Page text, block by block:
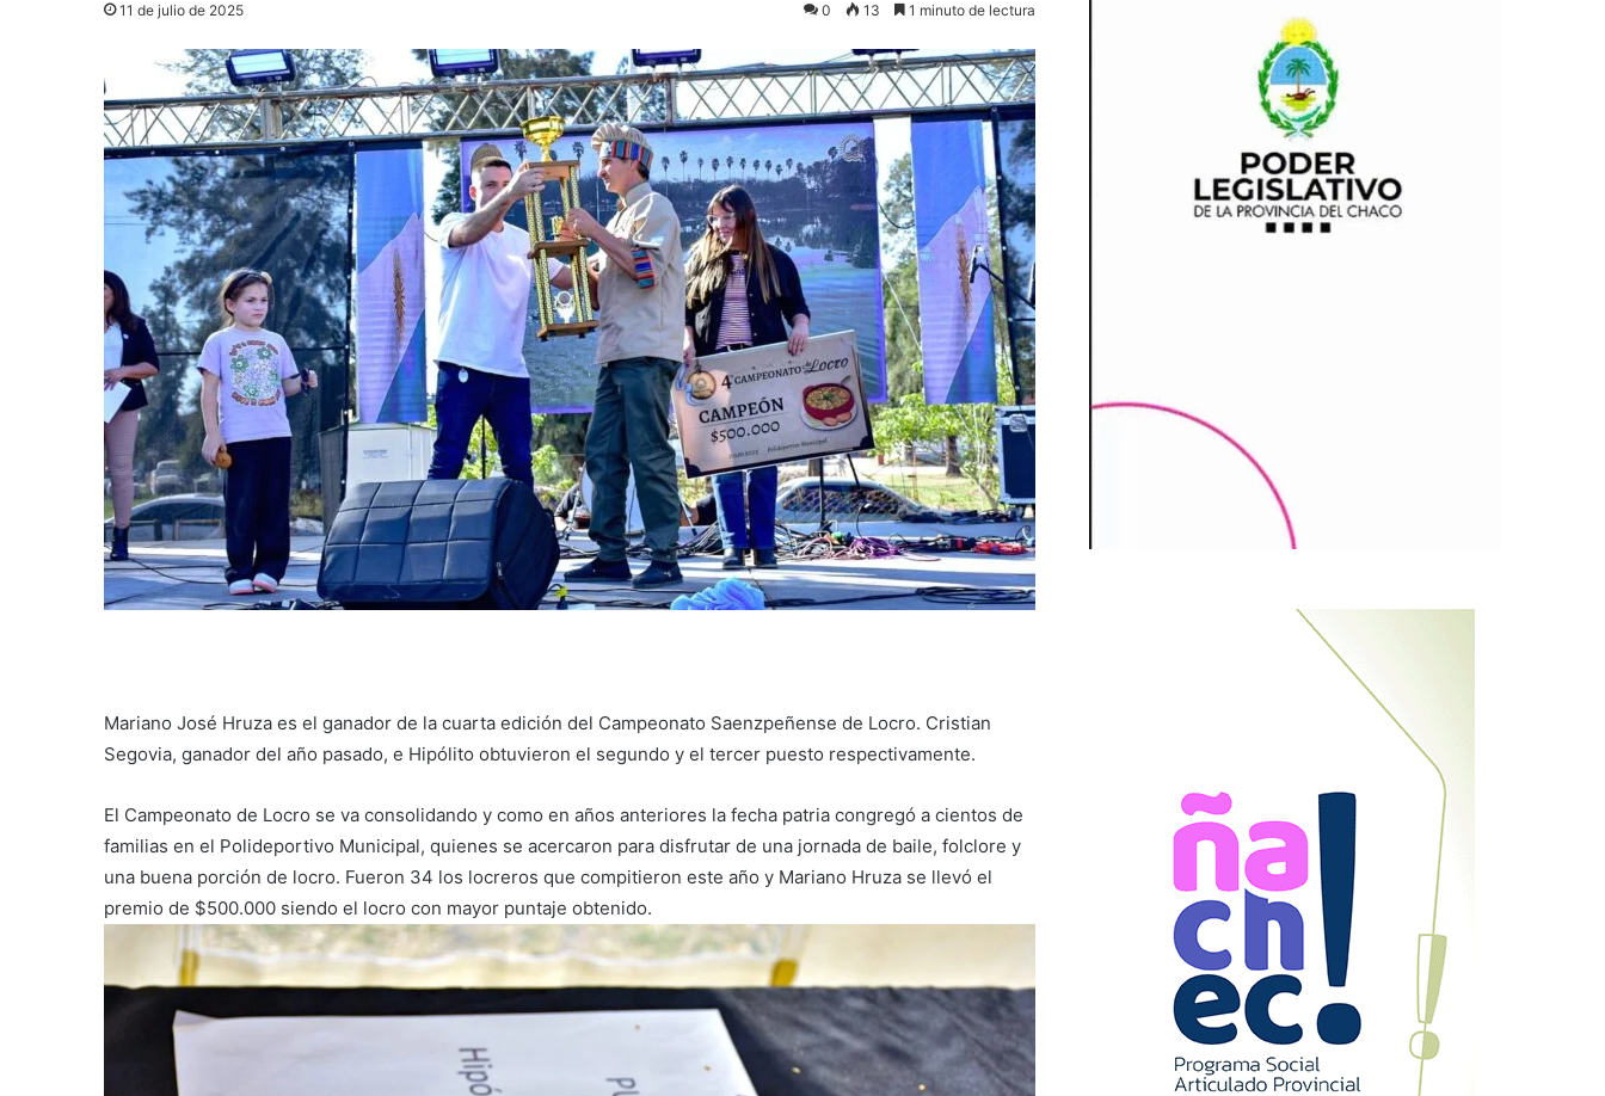
11 de julio de 2025 0 13 1 minuto de lectura
Mariano José Hruza es el ganador de la cuarta edición del Campeonato Saenzpeñense de Locro. Cristian
Segovia, ganador del año pasado, e Hipólito obtuvieron el segundo y el tercer puesto respectivamente.
El Campeonato de Locro se va consolidando y como en años anteriores la fecha patria congregó a cientos de
familias en el Polideportivo Municipal, quienes se acercaron para disfrutar de una jornada de baile, folclore y
una buena porción de locro. Fueron 34 los locreros que compitieron este año y Mariano Hruza se llevó el
premio de $500.000 siendo el locro con mayor puntaje obtenido.